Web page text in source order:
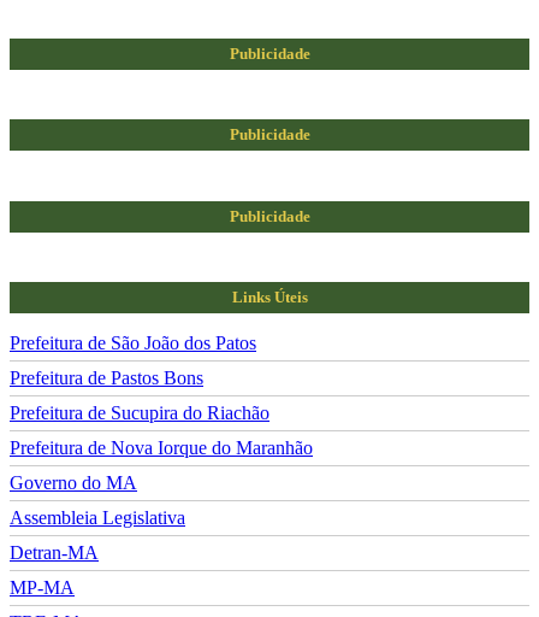
Publicidade
Publicidade
Publicidade
Links Úteis
Prefeitura de São João dos Patos
Prefeitura de Pastos Bons
Prefeitura de Sucupira do Riachão
Prefeitura de Nova Iorque do Maranhão
Governo do MA
Assembleia Legislativa
Detran-MA
MP-MA